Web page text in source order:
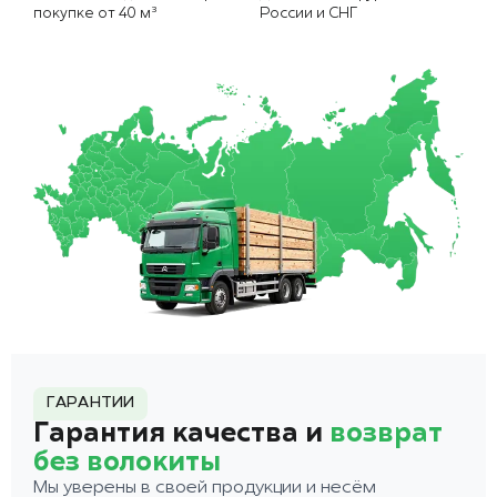
покупке от 40 м³
России и СНГ
ГАРАНТИИ
Гарантия качества и возврат
без волокиты
Мы уверены в своей продукции и несём